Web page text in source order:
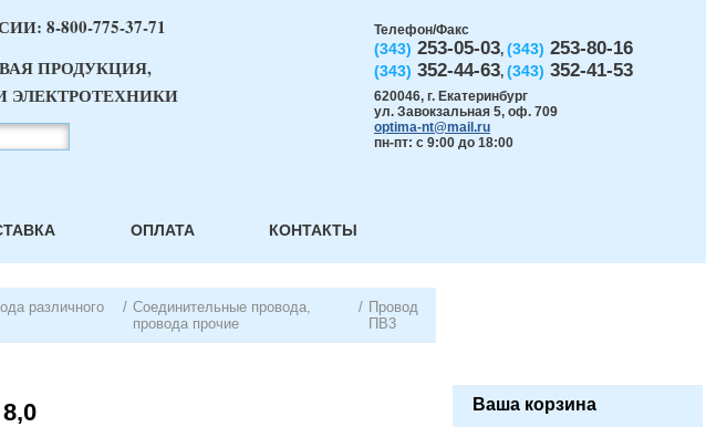
Телефон/Факс
(343) 253-05-03, (343) 253-80-16
(343) 352-44-63, (343) 352-41-53
620046, г. Екатеринбург
ул. Завокзальная 5, оф. 709
optima-nt@mail.ru
пн-пт: с 9:00 до 18:00
8-800-775-37-71
ПРОДУКЦИЯ,
ЭЛЕКТРОТЕХНИКИ
ОПЛАТА КОНТАКТЫ
различного
/ Соединительные провода,
провода прочие
/ Провод
ПВ3
Ваша корзина